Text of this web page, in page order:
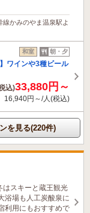
かみのやま温泉駅よ
和室 朝・夕
ワインや3種ビール
込)33,880円～
16,940円～/人(税込)
を見る(220件)
はスキーと蔵王観光
浴場も人工炭酸泉に
利用にもおすすめで